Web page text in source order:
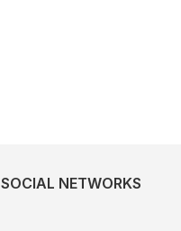
SOCIAL NETWORKS